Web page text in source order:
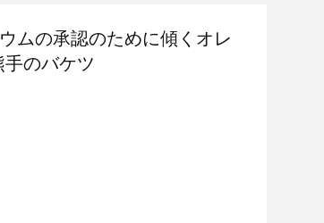
ムの承認のために傾くオレ
のバケツ